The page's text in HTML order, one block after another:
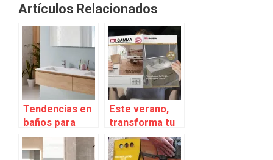
Artículos Relacionados
Tendencias en
baños para
este 2021
Este verano,
transforma tu
baño con las
ofertas de